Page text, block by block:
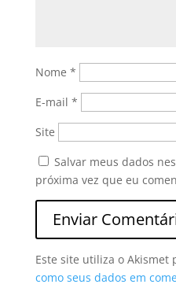
Nome *
E-mail *
Site
Salvar meus dados
próxima vez que eu
Este site utiliza o Akismet
como seus dados em